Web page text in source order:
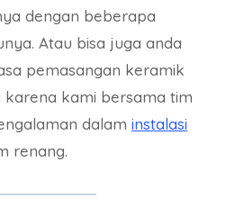
dengan beberapa
Atau bisa juga anda
pemasangan keramik
kami bersama tim
dalam instalasi
renang.